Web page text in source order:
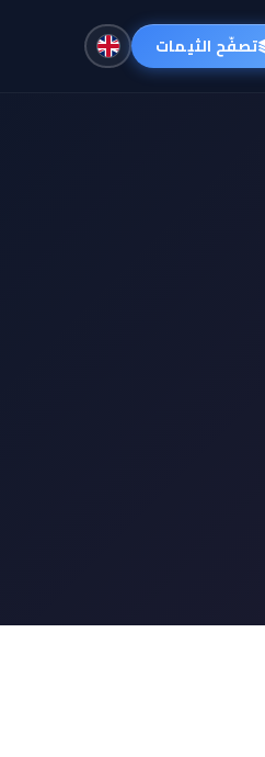
تصفّح الثيمات